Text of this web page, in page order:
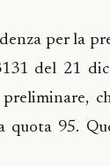
per la
del 21
quota 95.